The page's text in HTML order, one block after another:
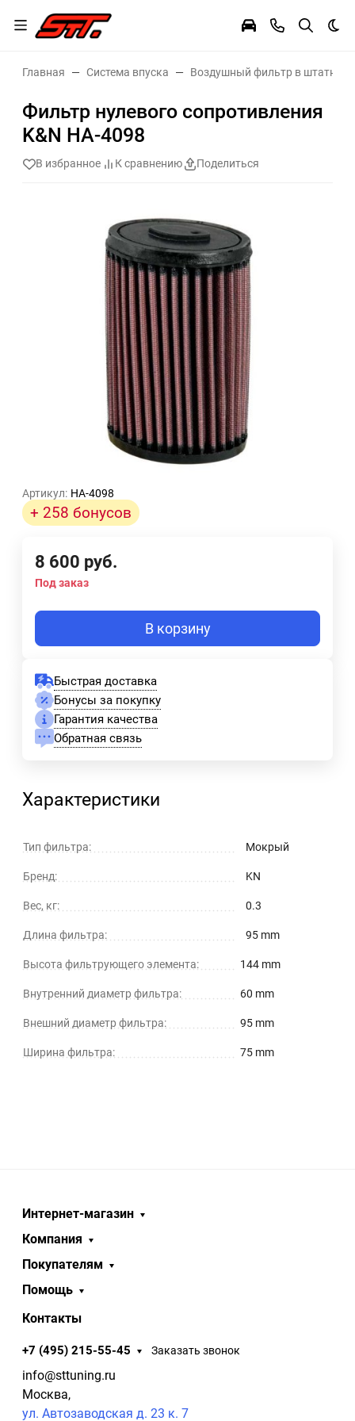
Главная Система впуска Воздушный фильтр в штатное
Фильтр нулевого сопротивления
K&N HA-4098
В избранное К сравнению Поделиться
Артикул: HA-4098
+ 258 бонусов
8 600 руб.
Под заказ
В корзину
Быстрая доставка
Бонусы за покупку
Гарантия качества
Обратная связь
Характеристики
Тип фильтра: Мокрый
Бренд: KN
Вес, кг: 0.3
Длина фильтра: 95 mm
Высота фильтрующего элемента: 144 mm
Внутренний диаметр фильтра: 60 mm
Внешний диаметр фильтра: 95 mm
Ширина фильтра: 75 mm
Интернет-магазин
Компания
Покупателям
Помощь
Контакты
+7 (495) 215-55-45 Заказать звонок
info@sttuning.ru
Москва,
ул. Автозаводская д. 23 к. 7